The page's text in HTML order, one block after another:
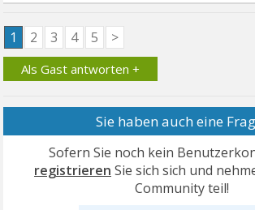
1 2 3 4 5 >
Als Gast antworten +
Sie haben auch eine
Sofern Sie noch kein
registrieren Sie sich sich und
Community teil!